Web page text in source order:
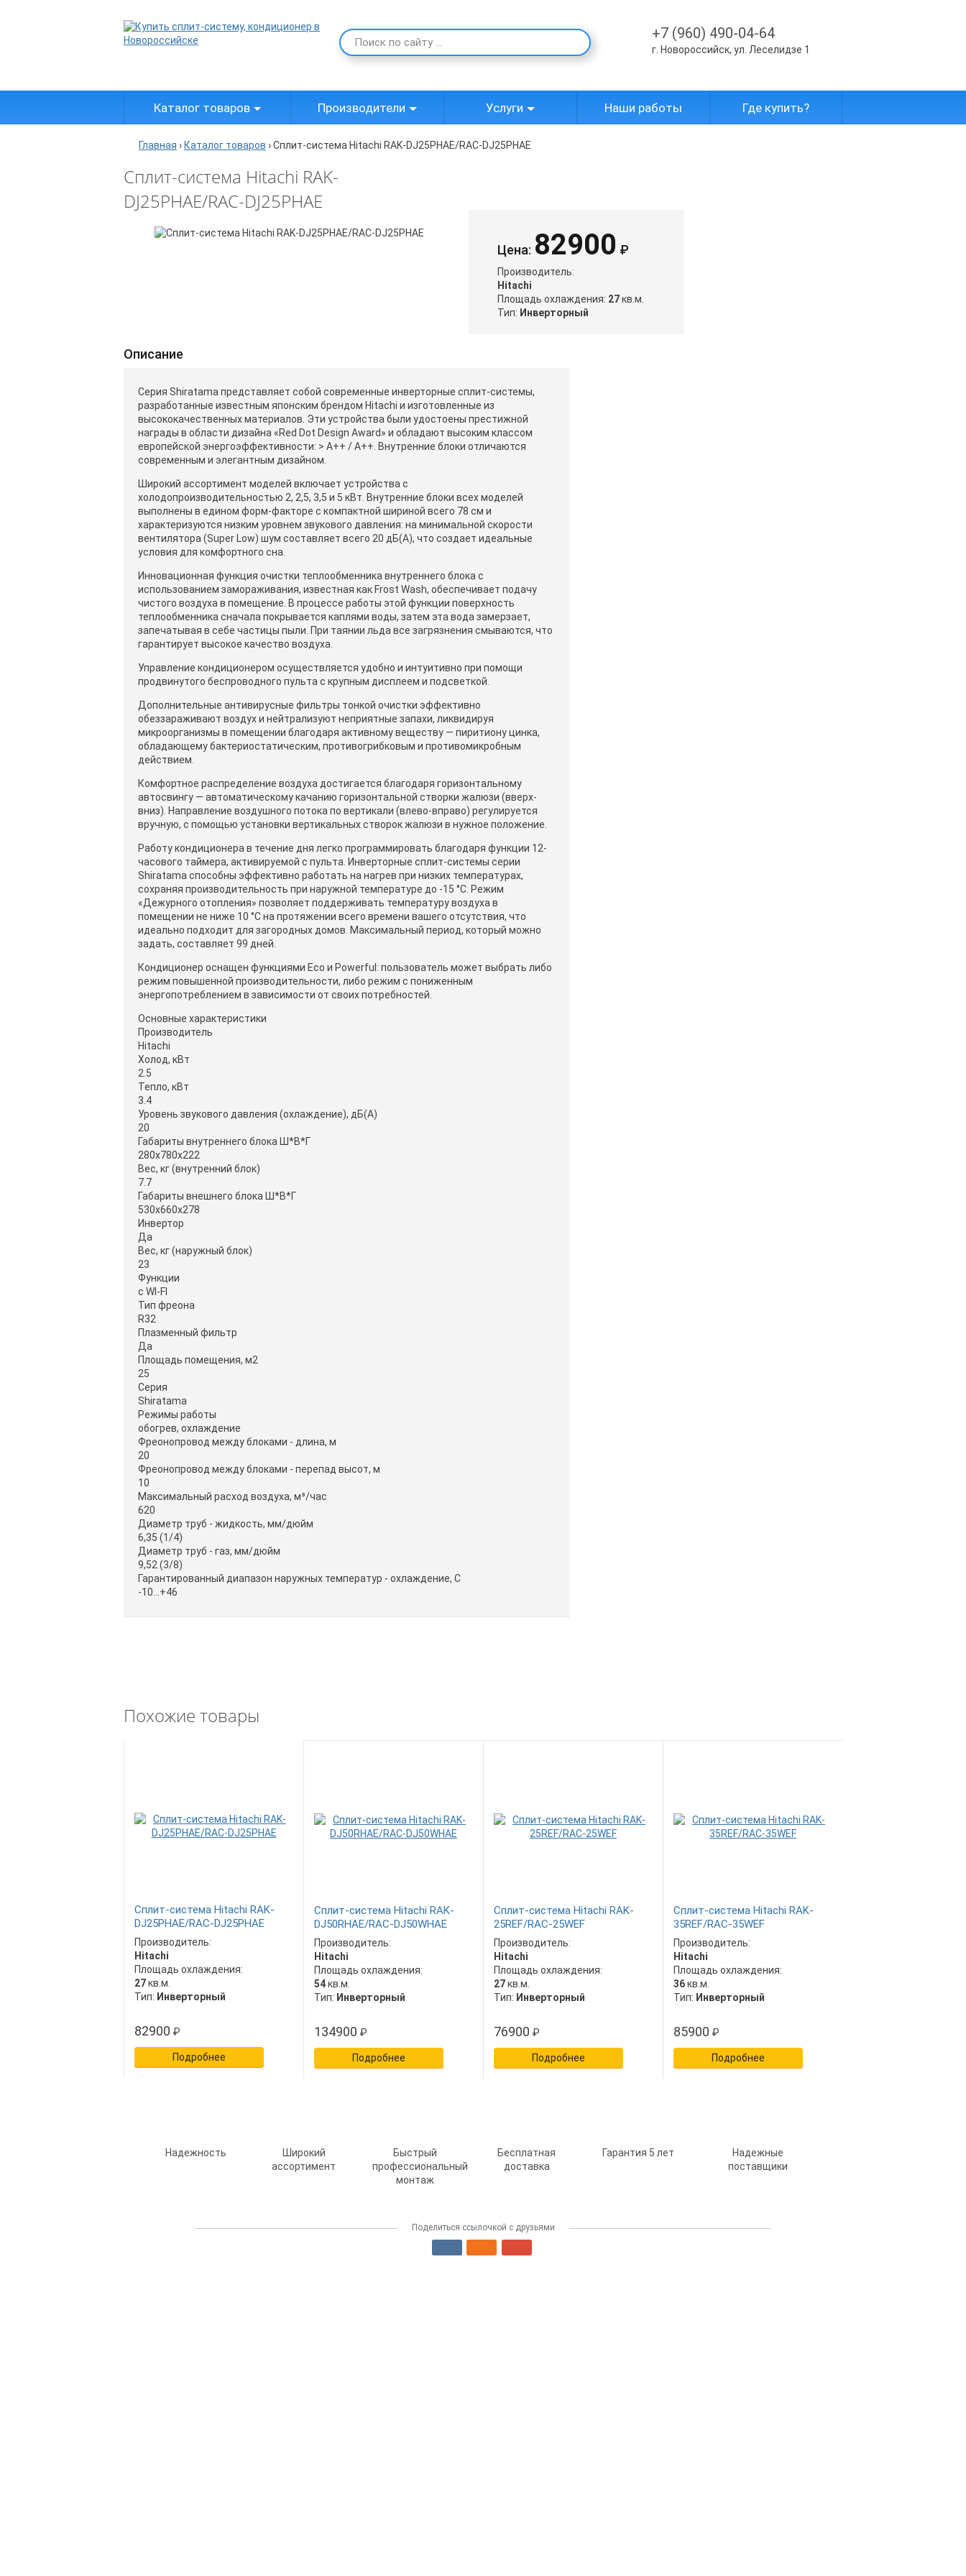
+7 (960) 490-04-64
г. Новороссийск, ул. Леселидзе 1
Каталог товаров Производители Услуги Наши работы Где купить?
Главная › Каталог товаров ›Сплит-система Hitachi RAK-DJ25PHAE/RAC-DJ25PHAE
Сплит-система Hitachi RAK-
DJ25PHAE/RAC-DJ25PHAE
Цена: 82900 ₽
Производитель:
Hitachi
Площадь охлаждения: 27кв.м.
Тип: Инверторный
Описание
Серия Shiratama представляет собой современные инверторные сплит-системы,
разработанные известным японским брендом Hitachi и изготовленные из
высококачественных материалов. Эти устройства были удостоены престижной
награды в области дизайна «Red Dot Design Award» и обладают высоким классом
европейской энергоэффективности: > А++ / A++. Внутренние блоки отличаются
современным и элегантным дизайном.
Широкий ассортимент моделей включает устройства с
холодопроизводительностью 2, 2,5, 3,5 и 5 кВт. Внутренние блоки всех моделей
выполнены в едином форм-факторе с компактной шириной всего 78 см и
характеризуются низким уровнем звукового давления: на минимальной скорости
вентилятора (Super Low) шум составляет всего 20 дБ(А), что создает идеальные
условия для комфортного сна.
Инновационная функция очистки теплообменника внутреннего блока с
использованием замораживания, известная как Frost Wash, обеспечивает подачу
чистого воздуха в помещение. В процессе работы этой функции поверхность
теплообменника сначала покрывается каплями воды, затем эта вода замерзает,
запечатывая в себе частицы пыли. При таянии льда все загрязнения смываются, что
гарантирует высокое качество воздуха.
Управление кондиционером осуществляется удобно и интуитивно при помощи
продвинутого беспроводного пульта с крупным дисплеем и подсветкой.
Дополнительные антивирусные фильтры тонкой очистки эффективно
обеззараживают воздух и нейтрализуют неприятные запахи, ликвидируя
микроорганизмы в помещении благодаря активному веществу — пиритиону цинка,
обладающему бактериостатическим, противогрибковым и противомикробным
действием.
Комфортное распределение воздуха достигается благодаря горизонтальному
автосвингу — автоматическому качанию горизонтальной створки жалюзи (вверх-
вниз). Направление воздушного потока по вертикали (влево-вправо) регулируется
вручную, с помощью установки вертикальных створок жалюзи в нужное положение.
Работу кондиционера в течение дня легко программировать благодаря функции 12-
часового таймера, активируемой с пульта. Инверторные сплит-системы серии
Shiratama способны эффективно работать на нагрев при низких температурах,
сохраняя производительность при наружной температуре до -15 °C. Режим
«Дежурного отопления» позволяет поддерживать температуру воздуха в
помещении не ниже 10 °C на протяжении всего времени вашего отсутствия, что
идеально подходит для загородных домов. Максимальный период, который можно
задать, составляет 99 дней.
Кондиционер оснащен функциями Eco и Powerful: пользователь может выбрать либо
режим повышенной производительности, либо режим с пониженным
энергопотреблением в зависимости от своих потребностей.
Основные характеристики
Производитель
Hitachi
Холод, кВт
2.5
Тепло, кВт
3.4
Уровень звукового давления (охлаждение), дБ(А)
20
Габариты внутреннего блока Ш*В*Г
280x780x222
Вес, кг (внутренний блок)
7.7
Габариты внешнего блока Ш*В*Г
530x660x278
Инвертор
Да
Вес, кг (наружный блок)
23
Функции
с WI-FI
Тип фреона
R32
Плазменный фильтр
Да
Площадь помещения, м2
25
Серия
Shiratama
Режимы работы
обогрев, охлаждение
Фреонопровод между блоками - длина, м
20
Фреонопровод между блоками - перепад высот, м
10
Максимальный расход воздуха, м³/час
620
Диаметр труб - жидкость, мм/дюйм
6,35 (1/4)
Диаметр труб - газ, мм/дюйм
9,52 (3/8)
Гарантированный диапазон наружных температур - охлаждение, С
-10...+46
Похожие товары
Сплит-система Hitachi RAK-
DJ25PHAE/RAC-DJ25PHAE
Производитель:
Hitachi
Площадь охлаждения:
27кв.м.
Тип: Инверторный
82900 ₽
Подробнее
Сплит-система Hitachi RAK-
DJ50RHAE/RAC-DJ50WHAE
Производитель:
Hitachi
Площадь охлаждения:
54кв.м.
Тип: Инверторный
134900 ₽
Подробнее
Сплит-система Hitachi RAK-
25REF/RAC-25WEF
Производитель:
Hitachi
Площадь охлаждения:
27кв.м.
Тип: Инверторный
76900 ₽
Подробнее
Сплит-система Hitachi RAK-
35REF/RAC-35WEF
Производитель:
Hitachi
Площадь охлаждения:
36кв.м.
Тип: Инверторный
85900 ₽
Подробнее
Надежность
Широкий
ассортимент
Быстрый
профессиональный
монтаж
Бесплатная
доставка
Гарантия 5 лет
Надежные
поставщики
Поделиться ссылочкой с друзьями